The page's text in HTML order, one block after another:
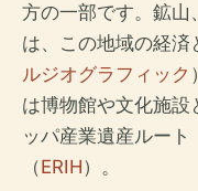
方の一部です。鉱山
は、この地域の経済
ルジオグラフィック
は博物館や文化施設
ッパ産業遺産ルー
（ERIH）。